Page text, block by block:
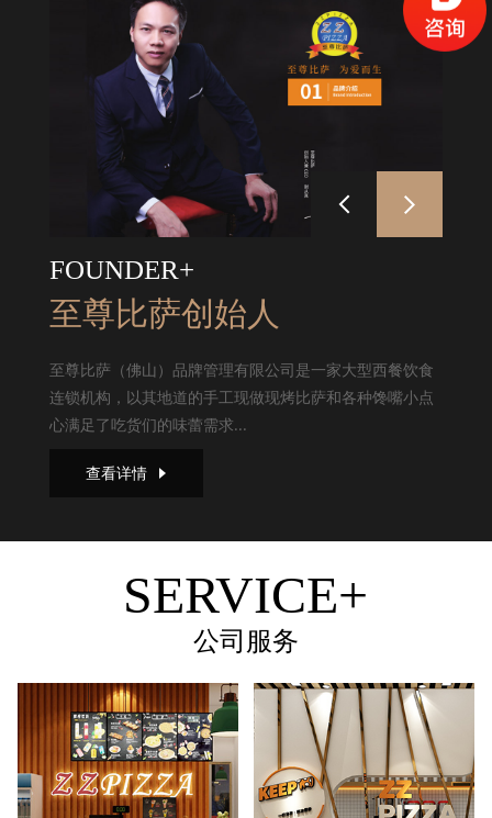
FOUNDER+
至尊比萨创始人
至尊比萨（佛山）品牌管理有限公司是一家大型西餐饮食
连锁机构，以其地道的手工现做现烤比萨和各种馋嘴小点
心满足了吃货们的味蕾需求...
查看详情
SERVICE+
公司服务